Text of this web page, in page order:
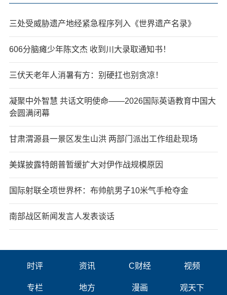
三处受威胁遗产地经紧急程序列入《世界遗产名录》
606分脑瘫少年陈文杰 收到川大录取通知书！
三伏天老年人消暑有方：别硬扛也别贪凉！
凝聚中外智慧 共话文明使命——2026国际英语教育中国大
会圆满闭幕
甘肃渭源县一景区发生山洪 两部门派出工作组赴现场
美媒披露特朗普暂缓扩大对伊作战规模原因
国际射联全项世界杯：布帅航男子10米气手枪夺金
南部战区新闻发言人发表谈话
时评 资讯 C财经 视频
专栏 地方 漫画 观天下